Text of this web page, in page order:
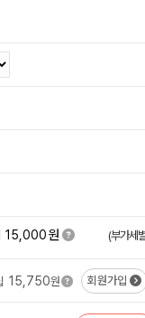
15,000원 (부가세
15,750원 회원가입